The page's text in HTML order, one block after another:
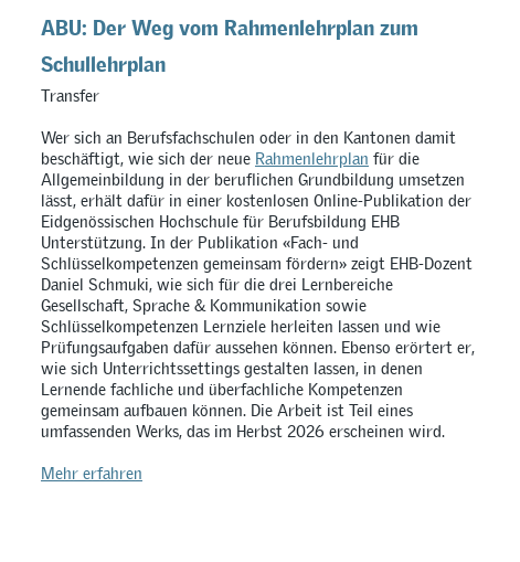
ABU: Der Weg vom Rahmenlehrplan zum
Schullehrplan
Transfer
Wer sich an Berufsfachschulen oder in den Kantonen damit
beschäftigt, wie sich der neue Rahmenlehrplan für die
Allgemeinbildung in der beruflichen Grundbildung umsetzen
lässt, erhält dafür in einer kostenlosen Online-Publikation der
Eidgenössischen Hochschule für Berufsbildung EHB
Unterstützung. In der Publikation «Fach- und
Schlüsselkompetenzen gemeinsam fördern»zeigt EHB-Dozent
Daniel Schmuki, wie sich für die drei Lernbereiche
Gesellschaft, Sprache & Kommunikation sowie
Schlüsselkompetenzen Lernziele herleiten lassen und wie
Prüfungsaufgaben dafür aussehen können. Ebenso erörtert er,
wie sich Unterrichtssettings gestalten lassen, in denen
Lernende fachliche und überfachliche Kompetenzen
gemeinsam aufbauen können. Die Arbeit ist Teil eines
umfassenden Werks, das im Herbst 2026 erscheinen wird.
Mehr erfahren